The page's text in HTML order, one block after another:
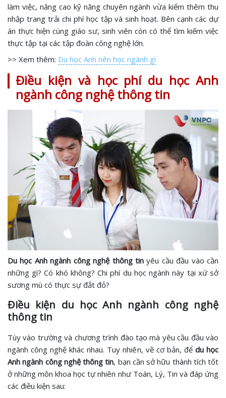
làm việc, nâng cao kỹ năng chuyên ngành vừa kiếm thêm thu
nhập trang trải chi phí học tập và sinh hoạt. Bên cạnh các dự
án thực hiện cùng giáo sư, sinh viên còn có thể tìm kiếm việc
thực tập tại các tập đoàn công nghệ lớn.
>> Xem thêm: Du học Anh nên học ngành gì
Điều kiện và học phí du học Anh
ngành công nghệ thông tin
Du học Anh ngành công nghệ thông tinyêu cầu đầu vào cần
những gì? Có khó không? Chi phí du học ngành này tại xứ sở
sương mù có thực sự đắt đỏ?
Điều kiện du học Anh ngành công nghệ
thông tin
Tùy vào trường và chương trình đào tạo mà yêu cầu đầu vào
ngành công nghệ khác nhau. Tuy nhiên, về cơ bản, để du học
Anh ngành công nghệ thông tin, bạn cần sở hữu thành tích tốt
ở những môn khoa học tự nhiên như Toán, Lý, Tin và đáp ứng
các điều kiện sau: